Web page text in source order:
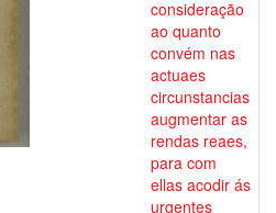
consideração
ao quanto
convém nas
actuaes
circunstancias
augmentar as
rendas reaes,
para com
ellas acodir ás
urgentes